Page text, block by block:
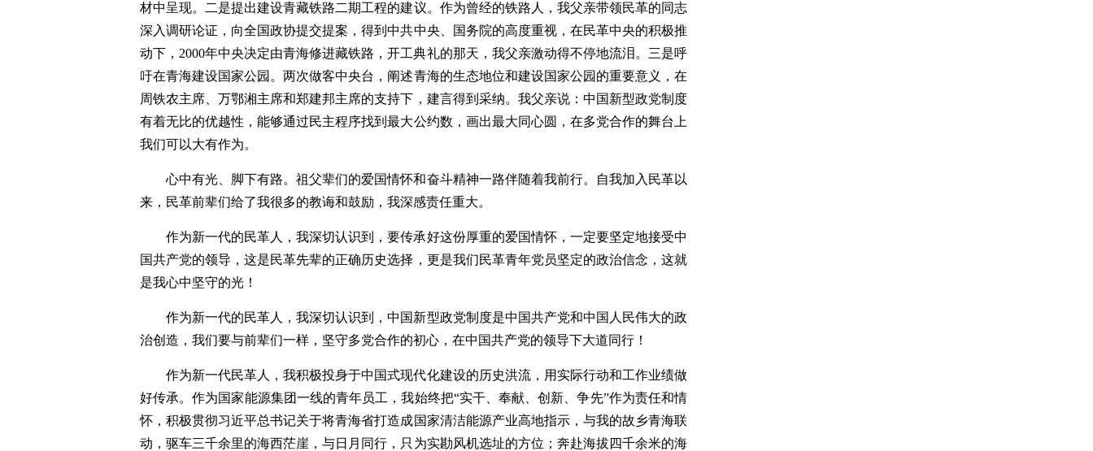
材中呈现。二是提出建设青藏铁路二期工程的建议。作为曾经的铁路人，我父亲带领民革的同志
深入调研论证，向全国政协提交提案，得到中共中央、国务院的高度重视，在民革中央的积极推
动下，2000年中央决定由青海修进藏铁路，开工典礼的那天，我父亲激动得不停地流泪。三是呼
吁在青海建设国家公园。两次做客中央台，阐述青海的生态地位和建设国家公园的重要意义，在
周铁农主席、万鄂湘主席和郑建邦主席的支持下，建言得到采纳。我父亲说：中国新型政党制度
有着无比的优越性，能够通过民主程序找到最大公约数，画出最大同心圆，在多党合作的舞台上
我们可以大有作为。
心中有光、脚下有路。祖父辈们的爱国情怀和奋斗精神一路伴随着我前行。自我加入民革以
来，民革前辈们给了我很多的教诲和鼓励，我深感责任重大。
作为新一代的民革人，我深切认识到，要传承好这份厚重的爱国情怀，一定要坚定地接受中
国共产党的领导，这是民革先辈的正确历史选择，更是我们民革青年党员坚定的政治信念，这就
是我心中坚守的光！
作为新一代的民革人，我深切认识到，中国新型政党制度是中国共产党和中国人民伟大的政
治创造，我们要与前辈们一样，坚守多党合作的初心，在中国共产党的领导下大道同行！
作为新一代民革人，我积极投身于中国式现代化建设的历史洪流，用实际行动和工作业绩做
好传承。作为国家能源集团一线的青年员工，我始终把“实干、奉献、创新、争先”作为责任和情
怀，积极贯彻习近平总书记关于将青海省打造成国家清洁能源产业高地指示，与我的故乡青海联
动，驱车三千余里的海西茫崖，与日月同行，只为实勘风机选址的方位；奔赴海拔四千余米的海